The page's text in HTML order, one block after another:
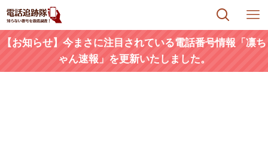
【お知らせ】今まさに注目されている電話番号情報「凛ち
ゃん速報」を更新いたしました。